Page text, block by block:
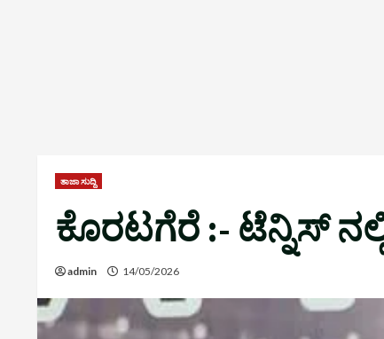
ತಾಜಾ ಸುದ್ದಿ
ಕೊರಟಗೆರೆ :- ಟೆನ್ನಿಸ್
admin 14/05/2026